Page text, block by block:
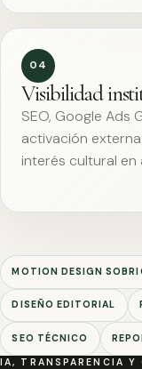
04
Visibilidad
SEO, Google Ads
activación
interés cultural en
MOTION DESIGN
DISEÑO EDITORIAL
SEO TÉCNICO
IA, TRANSPARENCIA